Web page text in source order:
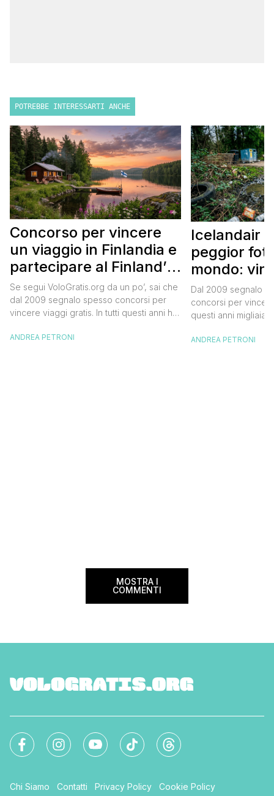
POTREBBE INTERESSARTI ANCHE
Concorso per vincere
un viaggio in Finlandia e
partecipare al Finland’s
Official Tasting
Se segui VoloGratis.org da un po’, sai che
dal 2009 segnalo spesso concorsi per
vincere viaggi gratis. In tutti questi anni ho
destinazioni incredibili grazie a queste
ANDREA PETRONI
Icelandair
peggior
mondo:
in Islanda
dollari
Dal 2009 segnalo
concorsi per
questi anni migliaia
segnalazioni
ANDREA PETRONI
MOSTRA I
COMMENTI
Chi Siamo Contatti Privacy Policy Cookie Policy